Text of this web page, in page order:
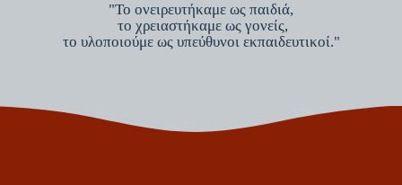
"Το ονειρευτήκαμε ως παιδιά,
το χρειαστήκαμε ως γονείς,
το υλοποιούμε ως υπεύθυνοι εκπαιδευτικοί."